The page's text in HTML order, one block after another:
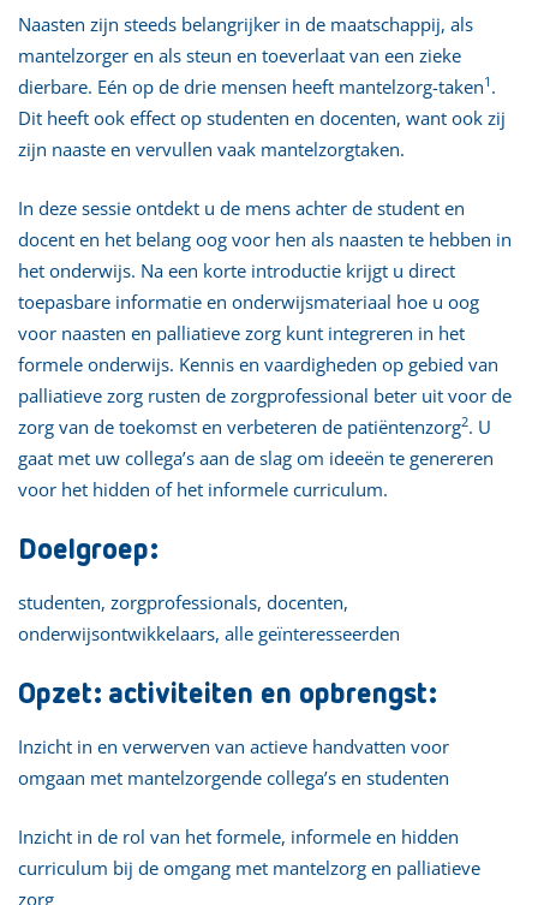
Naasten zijn steeds belangrijker in de maatschappij, als
mantelzorger en als steun en toeverlaat van een zieke
dierbare. Eén op de drie mensen heeft mantelzorg-taken1 .
Dit heeft ook effect op studenten en docenten, want ook zij
zijn naaste en vervullen vaak mantelzorgtaken.
In deze sessie ontdekt u de mens achter de student en
docent en het belang oog voor hen als naasten te hebben in
het onderwijs. Na een korte introductie krijgt u direct
toepasbare informatie en onderwijsmateriaal hoe u oog
voor naasten en palliatieve zorg kunt integreren in het
formele onderwijs. Kennis en vaardigheden op gebied van
palliatieve zorg rusten de zorgprofessional beter uit voor de
zorg van de toekomst en verbeteren de patiëntenzorg2. U
gaat met uw collega’s aan de slag om ideeën te genereren
voor het hidden of het informele curriculum.
Doelgroep:
studenten, zorgprofessionals, docenten,
onderwijsontwikkelaars, alle geïnteresseerden
Opzet: activiteiten en opbrengst:
Inzicht in en verwerven van actieve handvatten voor
omgaan met mantelzorgende collega’s en studenten
Inzicht in de rol van het formele, informele en hidden
curriculum bij de omgang met mantelzorg en palliatieve
zorg